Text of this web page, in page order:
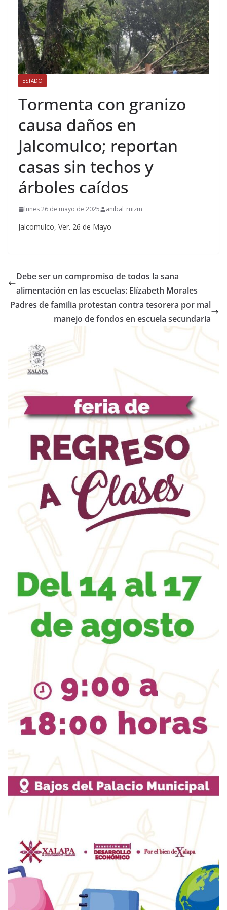
ESTADO
Tormenta con granizo
causa daños en
Jalcomulco; reportan
casas sin techos y
árboles caídos
lunes 26 de mayo de 2025 anibal_ruizm
Jalcomulco, Ver. 26 de Mayo
Debe ser un compromiso de todos la sana
alimentación en las escuelas: Elízabeth Morales
Padres de familia protestan contra tesorera por mal
manejo de fondos en escuela secundaria